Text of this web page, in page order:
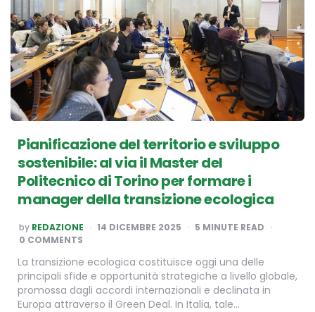
Pianificazione del territorio e sviluppo
sostenibile: al via il Master del
Politecnico di Torino per formare i
manager della transizione ecologica
POSTED
BY
by REDAZIONE 14 DICEMBRE 2025 5 MINUTE READ
0 COMMENTS
La transizione ecologica costituisce oggi una delle
principali sfide e opportunità strategiche a livello globale,
promossa dagli accordi internazionali e declinata in
Europa attraverso il Green Deal. In Italia, tale…